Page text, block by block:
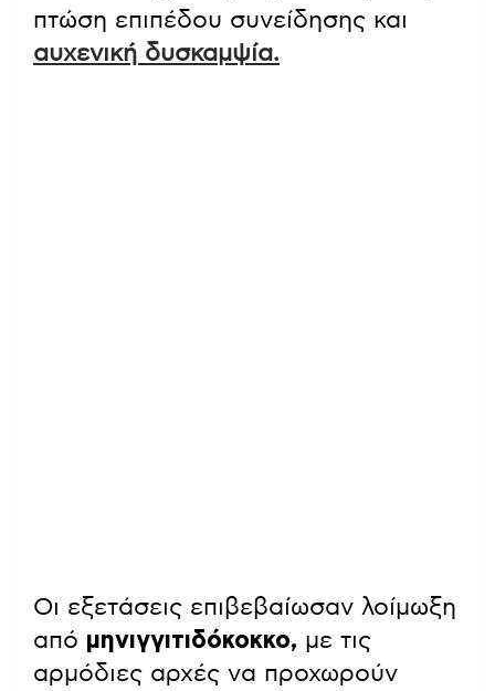
πτώση επιπέδου συνείδησης και
αυχενική δυσκαμψία.
Οι εξετάσεις επιβεβαίωσαν λοίμωξη
από μηνιγγιτιδόκοκκο, με τις
αρμόδιες αρχές να προχωρούν